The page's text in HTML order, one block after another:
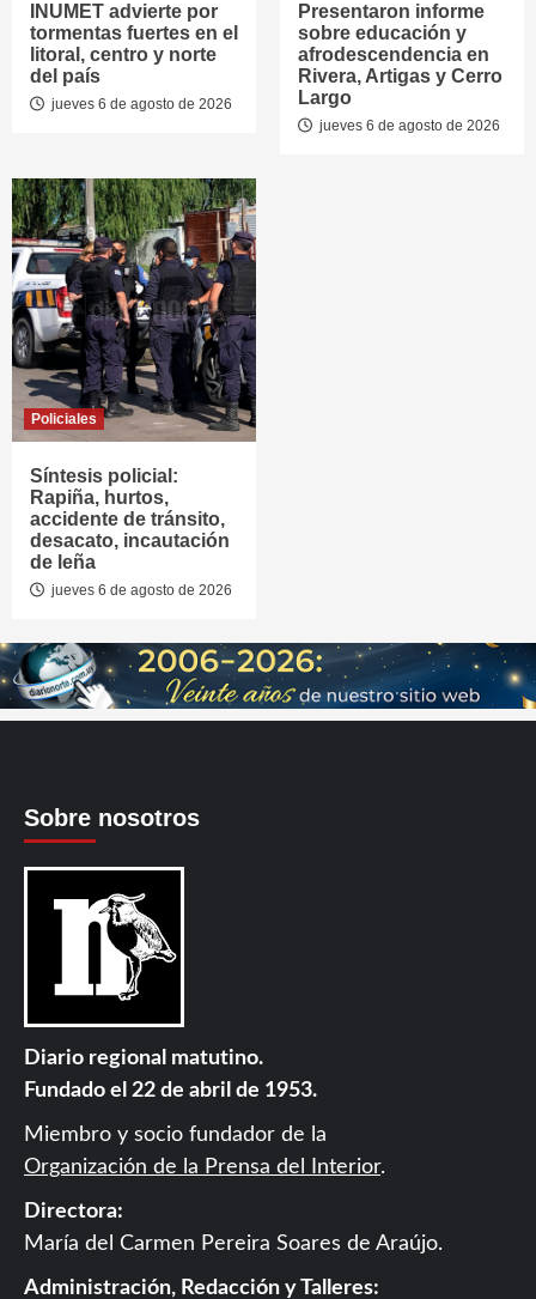
INUMET advierte por
tormentas fuertes en el
litoral, centro y norte
del país
jueves 6 de agosto de 2026
Presentaron informe
sobre educación y
afrodescendencia en
Rivera, Artigas y Cerro
Largo
jueves 6 de agosto de 2026
Policiales
Síntesis policial:
Rapiña, hurtos,
accidente de tránsito,
desacato, incautación
de leña
jueves 6 de agosto de 2026
Sobre nosotros
Diario regional matutino.
Fundado el 22 de abril de 1953.
Miembro y socio fundador de la
Organización de la Prensa del Interior.
Directora:
María del Carmen Pereira Soares de Araújo.
Administración, Redacción y Talleres: